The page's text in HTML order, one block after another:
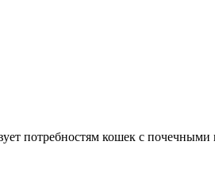
потребностям кошек с